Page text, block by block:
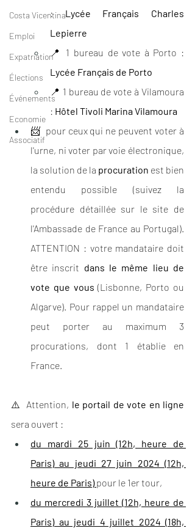
Costa Vicentina
Emploi
Expatriation
Élections
Événements
Economie
Associatif
: Lycée Français Charles
Lepierre
Lycée Français de Porto
📍 1 bureau de vote à Vilamoura
: Hôtel Tivoli Marina Vilamoura
📨  pour ceux qui ne peuvent voter à
l'urne, ni voter par voie électronique,
la solution de la procuration est bien
entendu possible (suivez la
procédure détaillée sur le site de
l'Ambassade de France au Portugal).
ATTENTION : votre mandataire doit
être inscrit dans le même lieu de
vote que vous (Lisbonne, Porto ou
Algarve). Pour rappel un mandataire
peut porter au maximum 3
procurations, dont 1 établie en
France.
⚠️  Attention, le portail de vote en ligne
sera ouvert :
du mardi 25 juin (12h, heure de
Paris) au jeudi 27 juin 2024 (12h,
heure de Paris) pour le 1er tour,
du mercredi 3 juillet (12h, heure de
Paris) au jeudi 4 juillet 2024 (18h,